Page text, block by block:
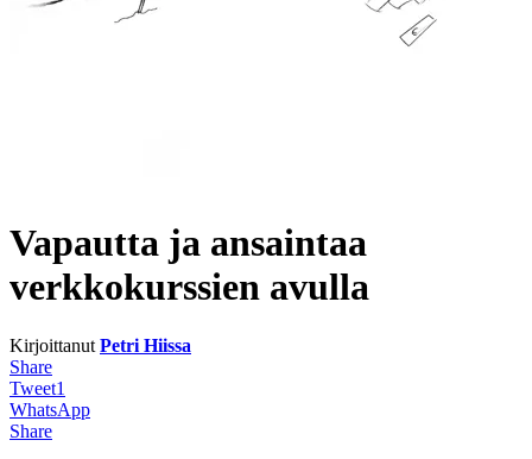
Vapautta ja ansaintaa
verkkokurssien avulla
Kirjoittanut Petri Hiissa
Share
Tweet1
WhatsApp
Share